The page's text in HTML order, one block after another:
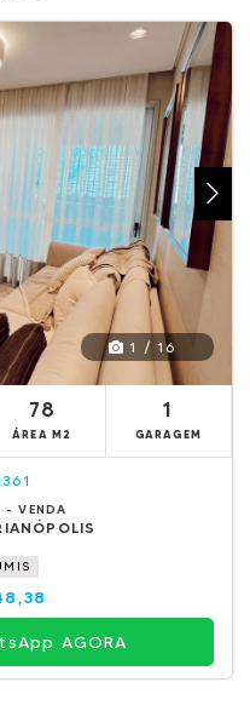
1 / 16
78
ÁREA M2
1
GARAGEM
- VENDA
AGORA